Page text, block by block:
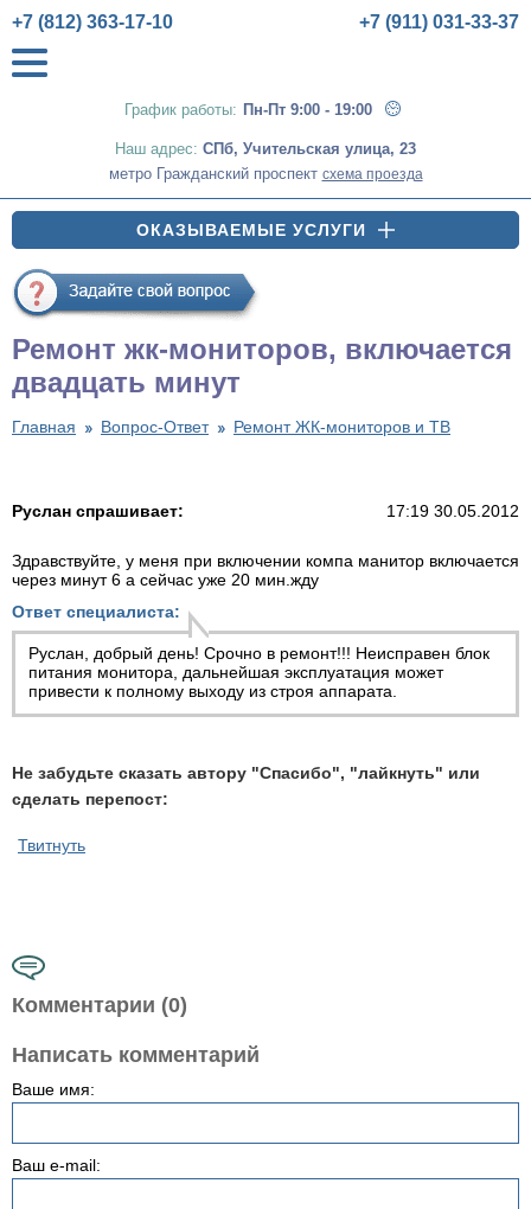
График работы: Пн-Пт 9:00 - 19:00
+7 (812) 363-17-10 +7 (911) 031-33-37
Наш адрес: СПб, Учительская улица, 23
метро Гражданский проспект схема проезда
ОКАЗЫВАЕМЫЕ УСЛУГИ
Ремонт жк-мониторов, включается
двадцать минут
Главная Вопрос-Ответ Ремонт ЖК-мониторов и ТВ
Руслан спрашивает: 17:19 30.05.2012
Здравствуйте, у меня при включении компа манитор включается
через минут 6 а сейчас уже 20 мин.жду
Ответ специалиста:
Руслан, добрый день! Срочно в ремонт!!! Неисправен блок
питания монитора, дальнейшая эксплуатация может
привести к полному выходу из строя аппарата.
Не забудьте сказать автору "Спасибо", "лайкнуть" или
сделать перепост:
Твитнуть
Комментарии (0)
Написать комментарий
Ваше имя:
Ваш e-mail: